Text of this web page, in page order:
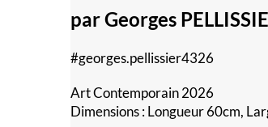
par Georges
#georges.pellissier4326
Art Contemporain 2026
Dimensions : Longueur 60cm,